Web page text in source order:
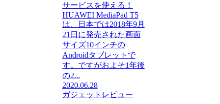
サービスを使える！
HUAWEI MediaPad T5
は、日本では2018年9月
21日に発売された画面
サイズ10インチの
Androidタブレットで
す。ですがおよそ1年後
の2...
2020.06.28
ガジェットレビュー